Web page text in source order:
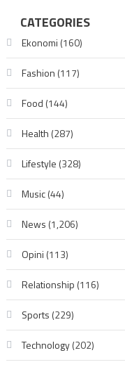
CATEGORIES
Ekonomi (160)
Fashion (117)
Food (144)
Health (287)
Lifestyle (328)
Music(44)
News (1,206)
Opini (113)
Relationship (116)
Sports (229)
Technology(202)